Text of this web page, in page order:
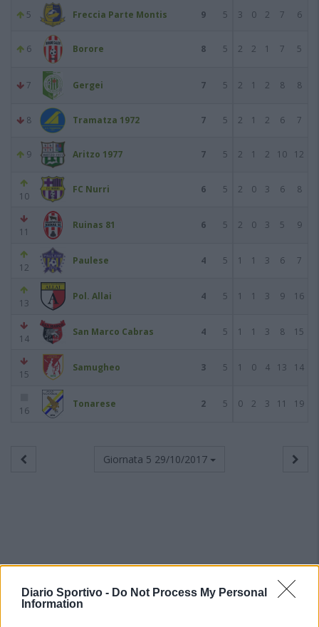
Diario Sportivo - Do Not Process My Personal
Information
5 Freccia Parte Montis 9 5 3 0 2 7 6
6 Borore 8 5 2 2 1 7 5
7 Gergei 7 5 2 1 2 8 8
8 Tramatza 1972 7 5 2 1 2 6 7
9 Aritzo 1977 7 5 2 1 2 10 12
10
FC Nurri 6 5 2 0 3 6 8
11
Ruinas 81 6 5 2 0 3 5 9
12
Paulese 4 5 1 1 3 6 7
13
Pol. Allai 4 5 1 1 3 9 16
14
San Marco Cabras 4 5 1 1 3 8 15
15
Samugheo 3 5 1 0 4 13 14
16
Tonarese 2 5 0 2 3 11 19
Giornata 5 29/10/2017